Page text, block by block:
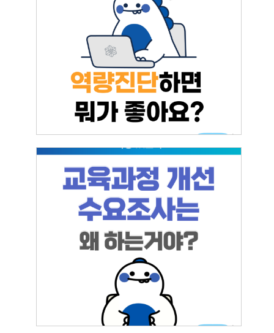
핵심역량진단? 진단으로 얻을 수 있는 정보
는?
2025.07.22 이영원
교육과정개선 수요조사는 왜 하는거에요?
2025.07.21 이영원